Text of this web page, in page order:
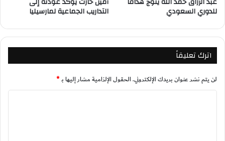
للدوري السعودي التداريب الجماعية لمارسيليا
اترك تعليقاً
لن يتم نشر عنوان بريدك الإلكتروني.الحقول الإلزامية مشار إليها بـ*